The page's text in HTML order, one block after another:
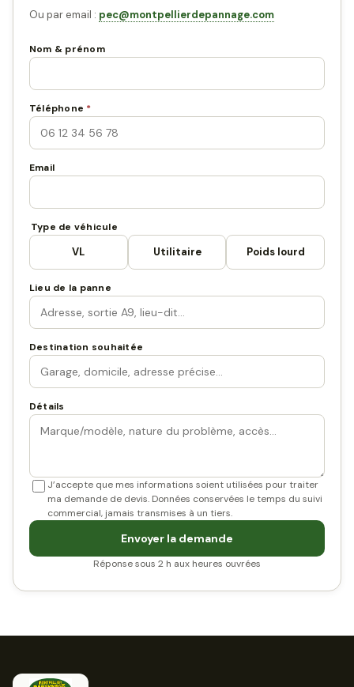
Ou par email : pec@montpellierdepannage.com
Nom & prénom
Téléphone *
Email
Type de véhicule
VL Utilitaire Poids lourd
Lieu de la panne
Destination souhaitée
Détails
J’accepte que mes informations soient utilisées pour traiter
ma demande de devis. Données conservées le temps du suivi
commercial, jamais transmises à un tiers.
Envoyer la demande
Réponse sous 2 h aux heures ouvrées